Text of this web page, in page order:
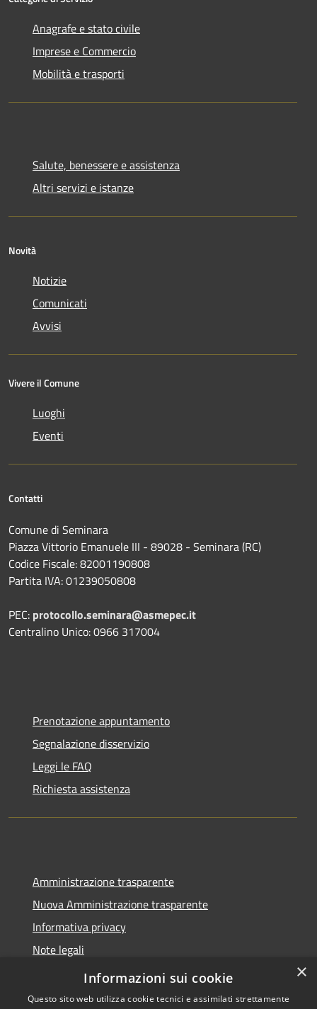
Anagrafe e stato civile
Imprese e Commercio
Mobilità e trasporti
Salute, benessere e assistenza
Altri servizi e istanze
Novità
Notizie
Comunicati
Avvisi
Vivere il Comune
Luoghi
Eventi
Contatti
Comune di Seminara
Piazza Vittorio Emanuele III - 89028 - Seminara (RC)
Codice Fiscale: 82001190808
Partita IVA: 01239050808
PEC: protocollo.seminara@asmepec.it
Centralino Unico: 0966 317004
Prenotazione appuntamento
Segnalazione disservizio
Leggi le FAQ
Richiesta assistenza
Amministrazione trasparente
Nuova Amministrazione trasparente
Informativa privacy
Note legali
Dichiarazione di accessibilità
×
Informazioni sui cookie
Questo sito web utilizza cookie tecnici e assimilati strettamente